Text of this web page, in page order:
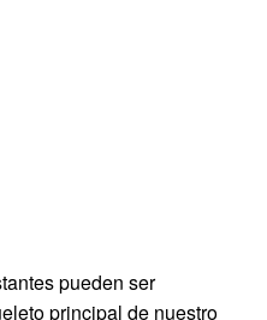
pueden ser
principal de nuestro